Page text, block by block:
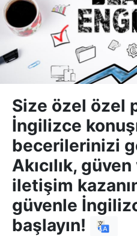
Size özel özel
İngilizce
becerilerinizi
Akıcılık,
iletişim
güvenle
başlayın!